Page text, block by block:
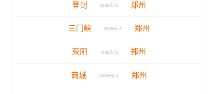
登封 30.00元/人 郑州
三门峡 90.00元/人 郑州
荥阳 40.00元/人 郑州
商城 180.00元/人 郑州